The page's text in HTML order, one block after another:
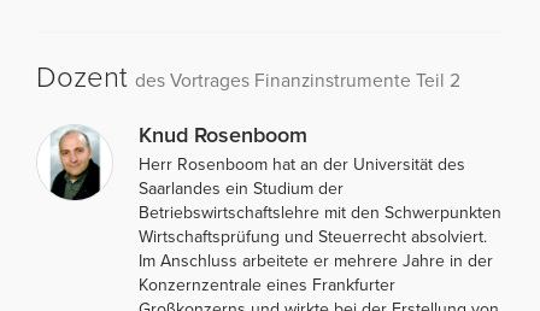
Dozent des Vortrages Finanzinstrumente Teil 2
Knud Rosenboom
Herr Rosenboom hat an der Universität des
Saarlandes ein Studium der
Betriebswirtschaftslehre mit den Schwerpunkten
Wirtschaftsprüfung und Steuerrecht absolviert.
Im Anschluss arbeitete er mehrere Jahre in der
Konzernzentrale eines Frankfurter